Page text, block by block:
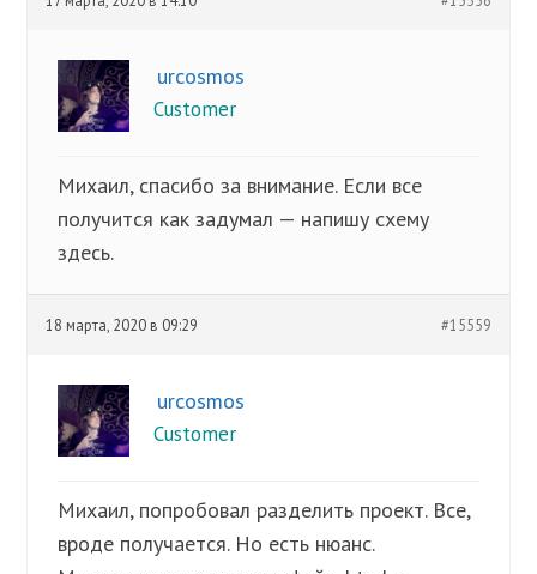
urcosmos
Customer
Михаил, спасибо за внимание. Если все
получится как задумал — напишу схему
здесь.
18 марта, 2020 в 09:29 #15559
urcosmos
Customer
Михаил, попробовал разделить проект. Все,
вроде получается. Но есть нюанс.